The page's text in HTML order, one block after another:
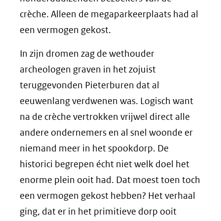
crèche. Alleen de megaparkeerplaats had al
een vermogen gekost.
In zijn dromen zag de wethouder
archeologen graven in het zojuist
teruggevonden Pieterburen dat al
eeuwenlang verdwenen was. Logisch want
na de crèche vertrokken vrijwel direct alle
andere ondernemers en al snel woonde er
niemand meer in het spookdorp. De
historici begrepen écht niet welk doel het
enorme plein ooit had. Dat moest toen toch
een vermogen gekost hebben? Het verhaal
ging, dat er in het primitieve dorp ooit